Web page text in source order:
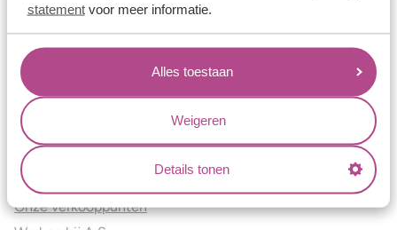
statementvoor meer informatie.
Alles toestaan
Weigeren
Details tonen
Blogs
Jouw voordelen
Conflictvrije Materialen
Oneindig veel mogelijkheden
Kwaliteit
Juweliers & Contact
Onze verkooppunten